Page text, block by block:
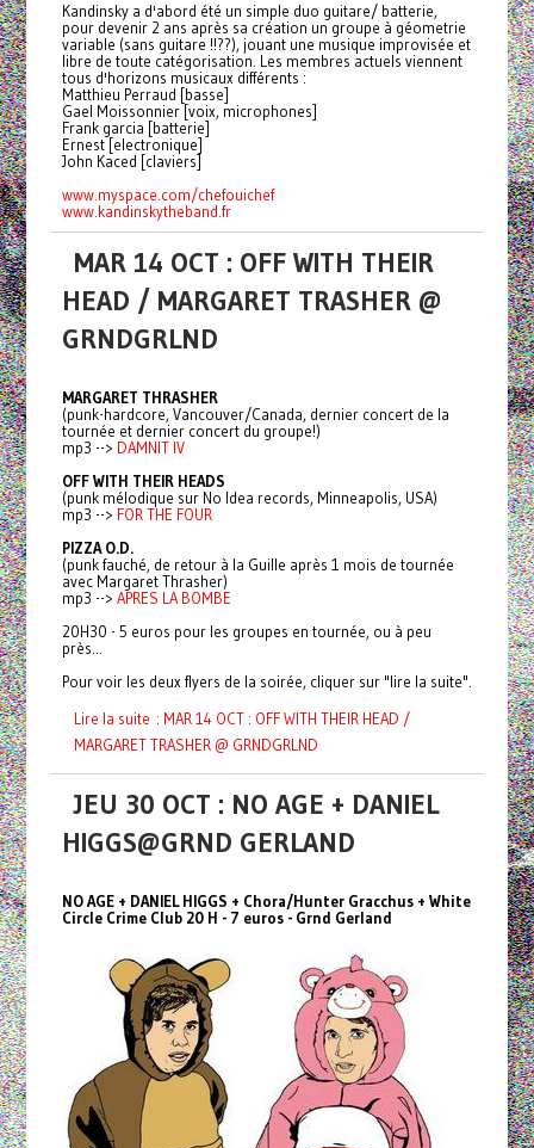
Kandinsky a d'abord été un simple duo guitare/ batterie,
pour devenir 2 ans après sa création un groupe à géometrie
variable (sans guitare !!??), jouant une musique improvisée et
libre de toute catégorisation. Les membres actuels viennent
tous d'horizons musicaux différents :
Matthieu Perraud [basse]
Gael Moissonnier [voix, microphones]
Frank garcia [batterie]
Ernest [electronique]
John Kaced [claviers]
www.myspace.com/chefouichef
www.kandinskytheband.fr
MAR 14 OCT : OFF WITH THEIR
HEAD / MARGARET TRASHER @
GRNDGRLND
MARGARET THRASHER
(punk-hardcore, Vancouver/Canada, dernier concert de la
tournée et dernier concert du groupe!)
mp3 --> DAMNIT IV
OFF WITH THEIR HEADS
(punk mélodique sur No Idea records, Minneapolis, USA)
mp3 --> FOR THE FOUR
PIZZA O.D.
(punk fauché, de retour à la Guille après 1 mois de tournée
avec Margaret Thrasher)
mp3 --> APRES LA BOMBE
20H30 - 5 euros pour les groupes en tournée, ou à peu
près...
Pour voir les deux flyers de la soirée, cliquer sur "lire la suite".
Lire la suite : MAR 14 OCT : OFF WITH THEIR HEAD /
MARGARET TRASHER @ GRNDGRLND
JEU 30 OCT : NO AGE + DANIEL
HIGGS@GRND GERLAND
NO AGE + DANIEL HIGGS + Chora/Hunter Gracchus + White
Circle Crime Club 20 H - 7 euros - Grnd Gerland